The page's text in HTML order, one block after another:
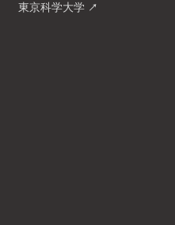
東京科学大学